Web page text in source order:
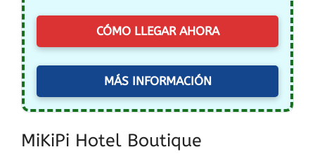
CÓMO LLEGAR AHORA
MÁS INFORMACIÓN
MiKiPi Hotel Boutique